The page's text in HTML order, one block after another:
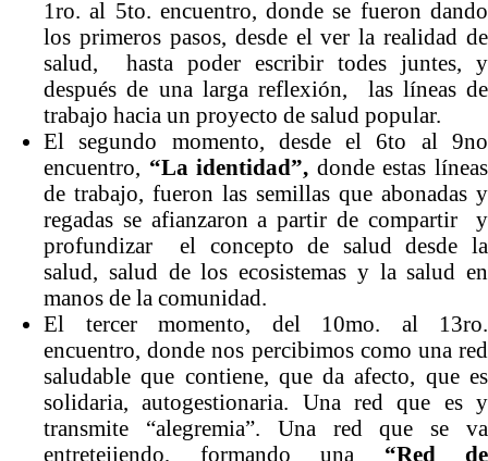
1ro. al 5to. encuentro, donde se fueron dando
los primeros pasos, desde el ver la realidad de
salud, hasta poder escribir todes juntes, y
después de una larga reflexión, las líneas de
trabajo hacia un proyecto de salud popular.
El segundo momento, desde el 6to al 9no
encuentro, “La identidad”, donde estas líneas
de trabajo, fueron las semillas que abonadas y
regadas se afianzaron a partir de compartir y
profundizar el concepto de salud desde la
salud, salud de los ecosistemas y la salud en
manos de la comunidad.
El tercer momento, del 10mo. al 13ro.
encuentro, donde nos percibimos como una red
saludable que contiene, que da afecto, que es
solidaria, autogestionaria. Una red que es y
transmite “alegremia”. Una red que se va
entretejiendo, formando una “Red de